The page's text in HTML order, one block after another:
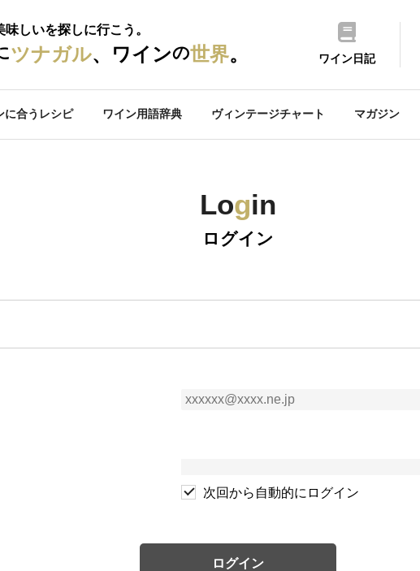
味しいを探しに行こう。
ツナガル、ワインの世界。 ワイン日記
に合うレシピ ワイン用語辞典 ヴィンテージチャート マガジン
Login
ログイン
次回から自動的にログイン
ログイン